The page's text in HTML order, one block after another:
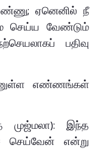
ஏனெனில் நீ
செய்ய வேண்டும்
பதிவு
எண்ணங்கள்
இந்த
செய்வேன் என்று